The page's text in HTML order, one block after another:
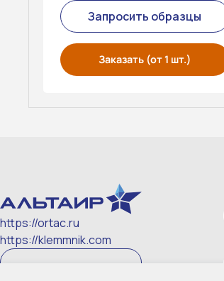
Запросить образцы
Заказать (от 1 шт.)
https://ortac.ru
https://klemmnik.com